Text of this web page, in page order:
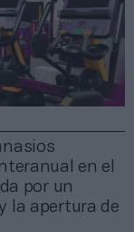
en el
por un
la apertura de